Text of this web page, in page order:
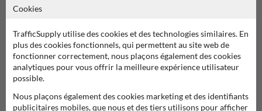
Cookies
TrafficSupply utilise des cookies et des technologies similaires. En
plus des cookies fonctionnels, qui permettent au site web de
fonctionner correctement, nous plaçons également des cookies
analytiques pour vous offrir la meilleure expérience utilisateur
possible.
Nous plaçons également des cookies marketing et des identifiants
publicitaires mobiles, que nous et des tiers utilisons pour afficher